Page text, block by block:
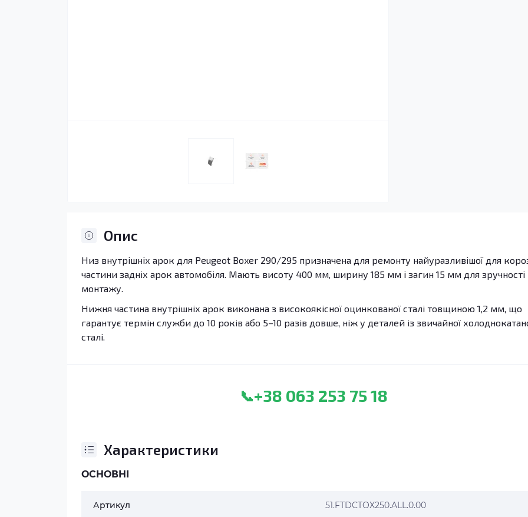
Опис
Низ внутрішніх арок для Peugeot Boxer 290/295 призначена для ремонту найуразливішої для
частини задніх арок автомобіля. Мають висоту 400 мм, ширину 185 мм і загин 15 мм для зручності
монтажу.
Нижня частина внутрішніх арок виконана з високоякісної оцинкованої сталі товщиною 1,2 мм, що
гарантує термін служби до 10 років або 5–10 разів довше, ніж у деталей із звичайної
сталі.
📞+38 063 253 75 18
Характеристики
ОСНОВНІ
Артикул 51.FTDCTOX250.ALL.0.00